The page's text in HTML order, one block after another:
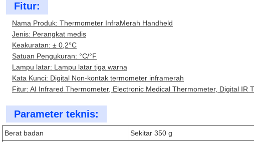
Fitur:
Nama Produk: Thermometer InfraMerah Handheld
Jenis: Perangkat medis
Keakuratan: ± 0,2°C
Satuan Pengukuran: °C/°F
Lampu latar: Lampu latar tiga warna
Kata Kunci: Digital Non-kontak termometer inframerah
Fitur: AI Infrared Thermometer, Electronic Medical Thermometer, Digital IR
Parameter teknis:
Berat badan
Sekitar 350 g